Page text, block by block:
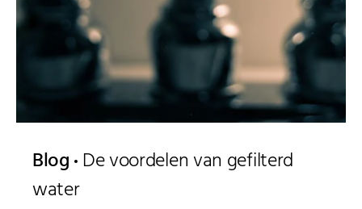
Blog De voordelen van gefilterd
water